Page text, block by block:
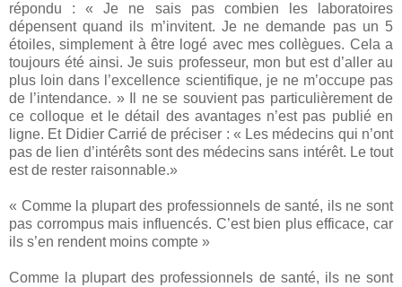
répondu : « Je ne sais pas combien les laboratoires
dépensent quand ils m’invitent. Je ne demande pas un 5
étoiles, simplement à être logé avec mes collègues. Cela a
toujours été ainsi. Je suis professeur, mon but est d’aller au
plus loin dans l’excellence scientifique, je ne m’occupe pas
de l’intendance. » Il ne se souvient pas particulièrement de
ce colloque et le détail des avantages n’est pas publié en
ligne. Et Didier Carrié de préciser : « Les médecins qui n’ont
pas de lien d’intérêts sont des médecins sans intérêt. Le tout
est de rester raisonnable.»
« Comme la plupart des professionnels de santé, ils ne sont
pas corrompus mais influencés. C’est bien plus efficace, car
ils s’en rendent moins compte »
Comme la plupart des professionnels de santé, ils ne sont